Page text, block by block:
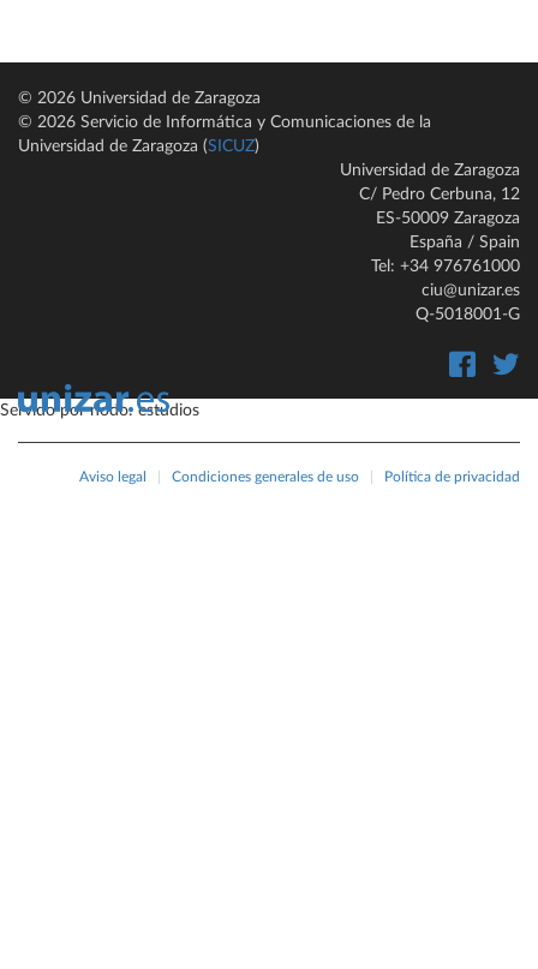
© 2026 Universidad de Zaragoza
© 2026 Servicio de Informática y Comunicaciones de la
Universidad de Zaragoza (SICUZ)
Universidad de Zaragoza
C/ Pedro Cerbuna, 12
ES-50009 Zaragoza
España / Spain
Tel: +34 976761000
ciu@unizar.es
Q-5018001-G
Aviso legal Condiciones generales de uso Política de privacidad
Servido por nodo: estudios